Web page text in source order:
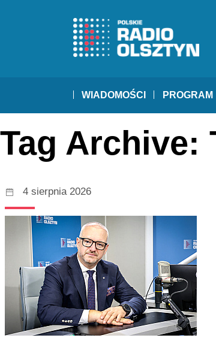
WIADOMOŚCI PROGRAM
Tag Archive:
4 sierpnia 2026